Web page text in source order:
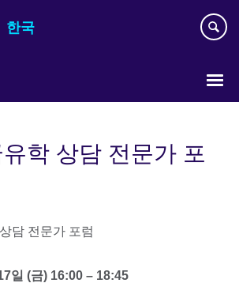
한국
학 상담 전문가 포
일 (금) 16:00 – 18:45